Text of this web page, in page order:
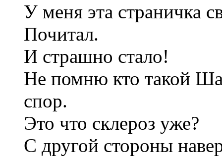
У меня эта страничка
Почитал.
И страшно стало!
Не помню кто такой
спор.
Это что склероз уже?
С другой стороны